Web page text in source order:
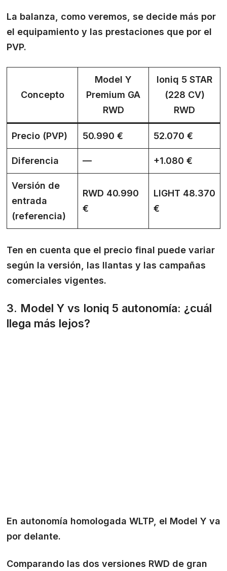
La balanza, como veremos, se decide más por
el equipamiento y las prestaciones que por el
PVP.
Concepto
Model Y
Premium GA
RWD
Ioniq 5 STAR
(228 CV)
RWD
Precio (PVP) 50.990 € 52.070 €
Diferencia — +1.080 €
Versión de
entrada
(referencia)
RWD 40.990
€
LIGHT 48.370
€
Ten en cuenta que el precio final puede variar
según la versión, las llantas y las campañas
comerciales vigentes.
3. Model Y vs Ioniq 5 autonomía: ¿cuál
llega más lejos?
En autonomía homologada WLTP, el Model Y va
por delante.
Comparando las dos versiones RWD de gran